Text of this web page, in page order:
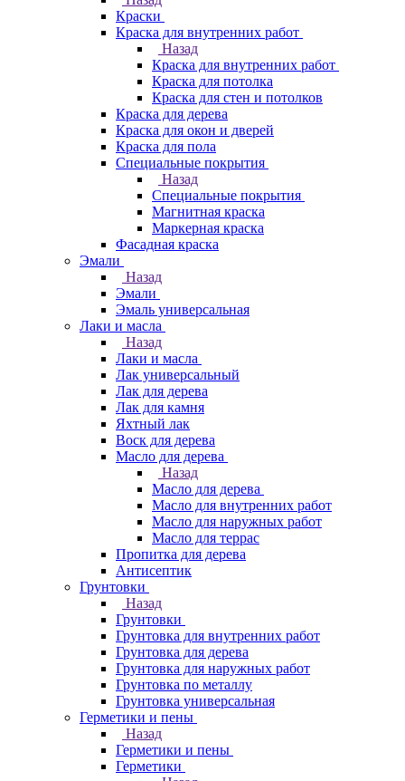
Краски
Краска для внутренних работ
Назад
Краска для внутренних работ
Краска для потолка
Краска для стен и потолков
Краска для дерева
Краска для окон и дверей
Краска для пола
Специальные покрытия
Назад
Специальные покрытия
Магнитная краска
Маркерная краска
Фасадная краска
Эмали
Назад
Эмали
Эмаль универсальная
Лаки и масла
Назад
Лаки и масла
Лак универсальный
Лак для дерева
Лак для камня
Яхтный лак
Воск для дерева
Масло для дерева
Назад
Масло для дерева
Масло для внутренних работ
Масло для наружных работ
Масло для террас
Пропитка для дерева
Антисептик
Грунтовки
Назад
Грунтовки
Грунтовка для внутренних работ
Грунтовка для дерева
Грунтовка для наружных работ
Грунтовка по металлу
Грунтовка универсальная
Герметики и пены
Назад
Герметики и пены
Герметики